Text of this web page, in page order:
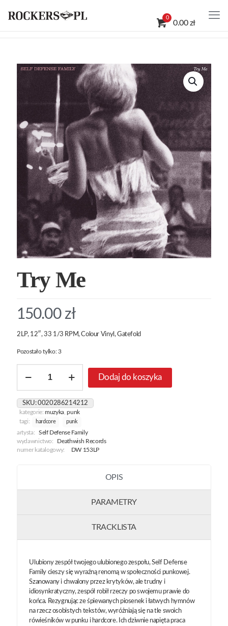
0
0.00 zł
Try Me
150.00 zł
2LP, 12″, 33 1/3 RPM, Colour Vinyl, Gatefold
Pozostało tylko: 3
Dodaj do koszyka
SKU:0020286214212
kategorie:muzyka,punk
tagi:
hardcore punk
artysta:
Self Defense Family
wydawnictwo:
Deathwish Records
numer katalogowy:
DW 153LP
OPIS
PARAMETRY
TRACKLISTA
Ulubiony zespół twojego ulubionego zespołu, Self Defense
Family cieszy się wyraźną renomą w społeczności punkowej.
Szanowany i chwalony przez krytyków, ale trudny i
idiosynkratyczny, zespół robił rzeczy po swojemu prawie do
końca. Rezygnując ze śpiewanych piosenek i łatwych hymnów
na rzecz osobistych tekstów, wyróżniają się na tle swoich
rówieśników w punku i hardcore. Ich dziwnie napięta praca